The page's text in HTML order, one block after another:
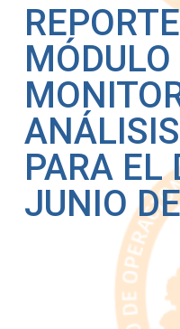
MÓDULO
PARA EL
JUNIO